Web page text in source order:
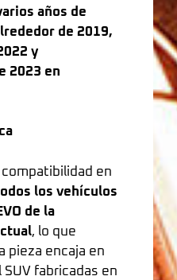
años de
de 2019,
y
2023 en
en
los vehículos
de la
, lo que
pieza encaja en
fabricadas en